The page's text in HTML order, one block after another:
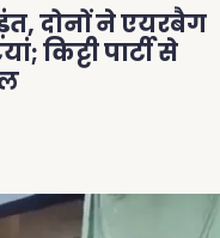
दोनों ने एयरबैग
किट्टी पार्टी से